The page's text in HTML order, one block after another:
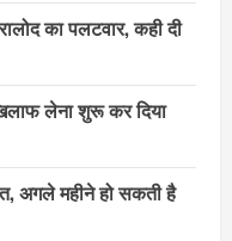
का पलटवार, कही दी
लेना शुरू कर दिया
अगले महीने हो सकती है